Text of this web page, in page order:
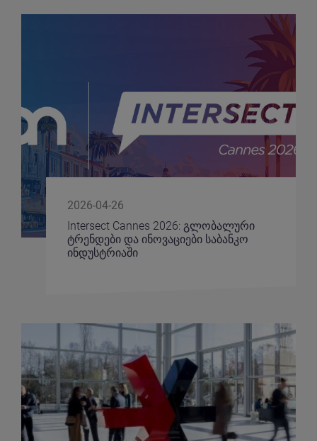
2026-04-26
Intersect Cannes 2026: გლობალური
ტრენდები და ინოვაციები საბანკო
ინდუსტრიაში